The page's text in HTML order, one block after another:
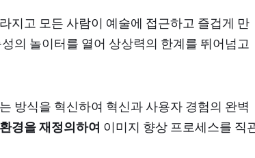
지고 모든 사람이 예술에 접근하고 즐겁게 만
의 놀이터를 열어 상상력의 한계를 뛰어넘고
방식을 혁신하여 혁신과 사용자 경험의 완벽
경을 재정의하여 이미지 향상 프로세스를 직